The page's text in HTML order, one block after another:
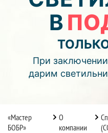
дней часов
Подробнее об
Монтаж
с фотопечатью и
В
При заключении
дарим
«Мастер
БОБР»
О
компании